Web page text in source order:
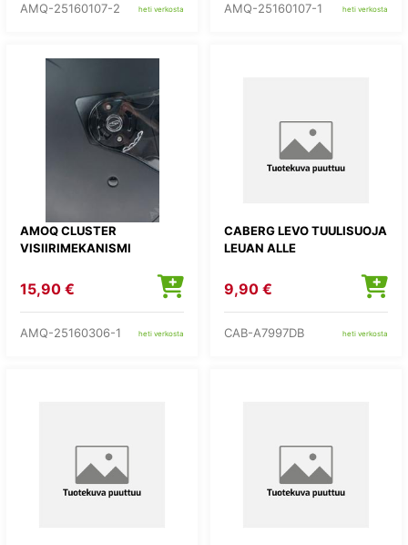
AMQ-25160107-2 heti verkosta AMQ-25160107-1 heti verkosta
AMOQ CLUSTER
VISIIRIMEKANISMI
15,90 €
AMQ-25160306-1 heti verkosta
CABERG LEVO TUULISUOJA
LEUAN ALLE
9,90 €
CAB-A7997DB heti verkosta